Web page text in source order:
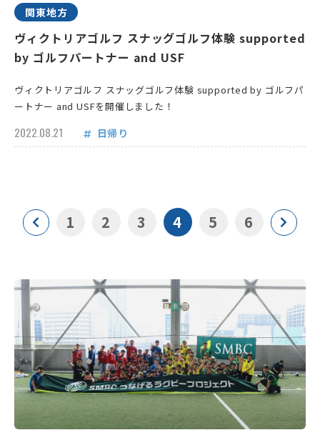
関東地方
ヴィクトリアゴルフ スナッグゴルフ体験 supported
by ゴルフパートナー and USF
ヴィクトリアゴルフ スナッグゴルフ体験 supported by ゴルフパ
ートナー and USFを開催しました！
2022.08.21 日帰り
1 2 3 4 5 6